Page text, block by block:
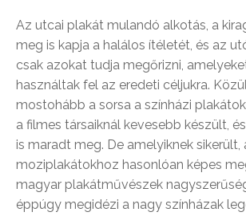
Az utcai plakát mulandó alkotás, a
meg is kapja a halálos ítéletét, és az
csak azokat tudja megőrizni,
használtak fel az eredeti céljukra.
mostohább a sorsa a színházi
a filmes társaiknál kevesebb készült,
is maradt meg. De amelyiknek sikerült,
moziplakátokhoz hasonlóan képes
magyar plakátművészek
éppúgy megidézi a nagy színházak